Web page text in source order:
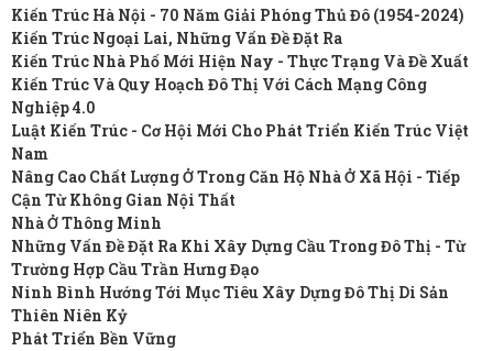
Kiến Trúc Hà Nội - 70 Năm Giải Phóng Thủ Đô (1954-2024)
Kiến Trúc Ngoại Lai, Những Vấn Đề Đặt Ra
Kiến Trúc Nhà Phố Mới Hiện Nay - Thực Trạng Và Đề Xuất
Kiến Trúc Và Quy Hoạch Đô Thị Với Cách Mạng Công
Nghiệp 4.0
Luật Kiến Trúc - Cơ Hội Mới Cho Phát Triển Kiến Trúc Việt
Nam
Nâng Cao Chất Lượng Ở Trong Căn Hộ Nhà Ở Xã Hội - Tiếp
Cận Từ Không Gian Nội Thất
Nhà Ở Thông Minh
Những Vấn Đề Đặt Ra Khi Xây Dựng Cầu Trong Đô Thị - Từ
Trường Hợp Cầu Trần Hưng Đạo
Ninh Bình Hướng Tới Mục Tiêu Xây Dựng Đô Thị Di Sản
Thiên Niên Kỷ
Phát Triển Bền Vững